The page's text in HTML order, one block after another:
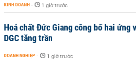
KINH DOANH - 1 giờ trước
Hoá chất Đức Giang công bố hai ứng
DGC tăng trần
DOANH NGHIỆP - 1 giờ trước